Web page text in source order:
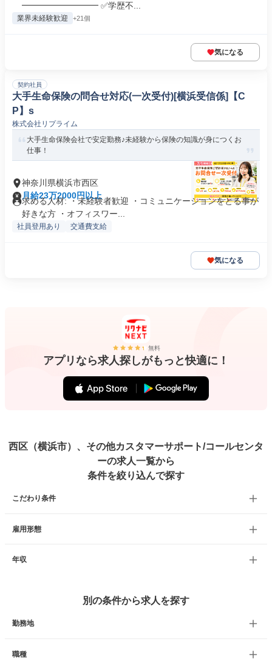
━━━━━━━━━ ✅学歴不...
業界未経験歓迎 +21個
気になる
契約社員
大手生命保険の問合せ対応(一次受付)[横浜受信係]【C
P】s
株式会社リプライム
大手生命保険会社で安定勤務♪未経験から保険の知識が身につくお
仕事！
神奈川県横浜市西区
月給23万2000円以上
求める人材: ・未経験者歓迎 ・コミュニケーションをとる事が
好きな方 ・オフィスワー...
社員登用あり 交通費支給
気になる
無料
アプリなら求人探しがもっと快適に！
西区（横浜市）、その他カスタマーサポート/コールセンタ
ーの求人一覧から
条件を絞り込んで探す
こだわり条件
雇用形態
年収
別の条件から求人を探す
勤務地
職種